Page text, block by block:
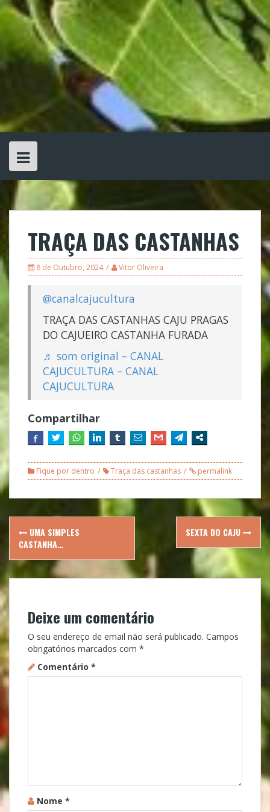
TRAÇA DAS CASTANHAS
8 de Outubro, 2024 Vitor Oliveira
@canalcajucultura
TRAÇA DAS CASTANHAS CAJU PRAGAS
DO CAJUEIRO CASTANHA FURADA
♬ som original – CANAL
CAJUCULTURA – CANAL
CAJUCULTURA
Compartilhar
Fique por dentro Traça das castanhas permalink
Post
navigation
UMA SIMPLES
CASTANHA…
SEXTA DO CAJU
Deixe um comentário
O seu endereço de email não será publicado. Campos
obrigatórios marcados com *
Comentário *
Nome *